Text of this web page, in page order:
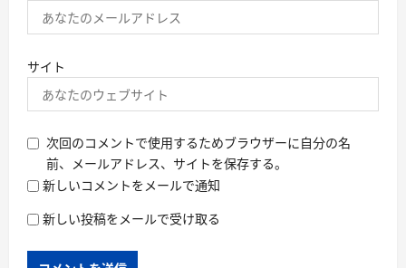
サイト
次回のコメントで使用するためブラウザーに自分の名
前、メールアドレス、サイトを保存する。
新しいコメントをメールで通知
新しい投稿をメールで受け取る